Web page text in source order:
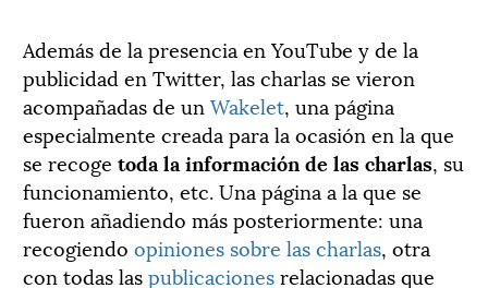
Además de la presencia en YouTube y de la
publicidad en Twitter, las charlas se vieron
acompañadas de un Wakelet, una página
especialmente creada para la ocasión en la que
se recoge toda la información de las charlas, su
funcionamiento, etc. Una página a la que se
fueron añadiendo más posteriormente: una
recogiendo opiniones sobre las charlas, otra
con todas laspublicacionesrelacionadas que